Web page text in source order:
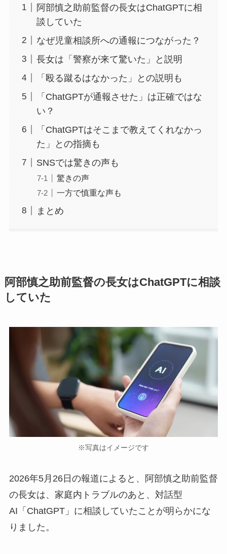
阿部慎之助前監督の長女はChatGPTに相
談していた
なぜ児童相談所への通報につながった？
長女は「警察が来て驚いた」と説明
「殴る蹴るはなかった」との説明も
「ChatGPTが通報させた」は正確ではな
い？
「ChatGPTはそこまで教えてくれなかっ
た」との指摘も
SNSでは驚きの声も
驚きの声
一方で慎重な声も
まとめ
阿部慎之助前監督の長女はChatGPTに相談
していた
※写真はイメージです
2026年5月26日の報道によると、阿部慎之助前監督
の長女は、家庭内トラブルのあと、対話型
AI「ChatGPT」に相談していたことが明らかにな
りました。